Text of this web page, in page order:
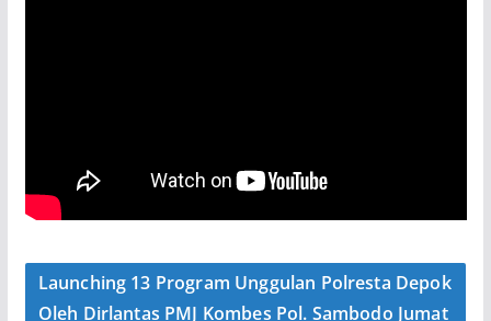
Launching 13 Program Unggulan Polresta Depok
Oleh Dirlantas PMJ Kombes Pol. Sambodo Jumat